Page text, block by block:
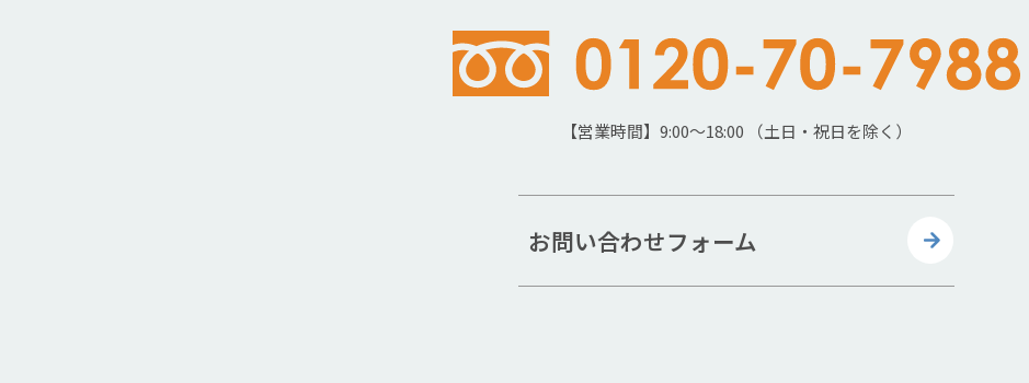
【営業時間】9:00～18:00 （土日・祝日を除く）
お問い合わせフォーム